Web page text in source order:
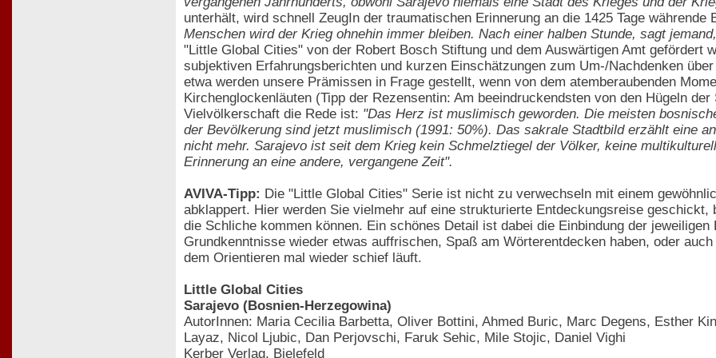
unterhält, wird schnell ZeugIn der traumatischen Erinnerung an die 1425 Tage
Menschen wird der Krieg ohnehin immer bleiben. Nach einer halben Stunde, sagt
"Little Global Cities" von der Robert Bosch Stiftung und dem Auswärtigen Amt gefördert
subjektiven Erfahrungsberichten und kurzen Einschätzungen zum Um-/Nachdenken
etwa werden unsere Prämissen in Frage gestellt, wenn von dem atemberaubenden
Kirchenglockenläuten (Tipp der Rezensentin: Am beeindruckendsten von den Hügeln
Vielvölkerschaft die Rede ist: "Das Herz ist muslimisch geworden. Die meisten
der Bevölkerung sind jetzt muslimisch (1991: 50%). Das sakrale Stadtbild erzählt eine
nicht mehr. Sarajevo ist seit dem Krieg kein Schmelztiegel der Völker, keine
Erinnerung an eine andere, vergangene Zeit".
AVIVA-Tipp: Die "Little Global Cities" Serie ist nicht zu verwechseln mit einem
abklappert. Hier werden Sie vielmehr auf eine strukturierte Entdeckungsreise
die Schliche kommen können. Ein schönes Detail ist dabei die Einbindung der
Grundkenntnisse wieder etwas auffrischen, Spaß am Wörterentdecken haben, oder
dem Orientieren mal wieder schief läuft.
Little Global Cities
Sarajevo (Bosnien-Herzegowina)
AutorInnen: Maria Cecilia Barbetta, Oliver Bottini, Ahmed Buric, Marc Degens, Esther
Layaz, Nicol Ljubic, Dan Perjovschi, Faruk Sehic, Mile Stojic, Daniel Vighi
Kerber Verlag, Bielefeld